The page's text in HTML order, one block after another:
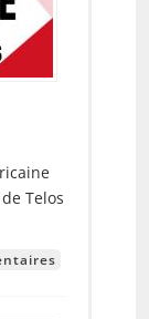
Telos